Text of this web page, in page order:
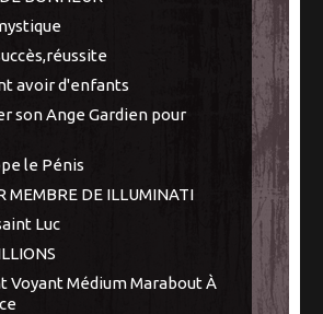
avoir d'enfants
son Ange Gardien pour
le Pénis
MEMBRE DE ILLUMINATI
Luc
Voyant Médium Marabout À